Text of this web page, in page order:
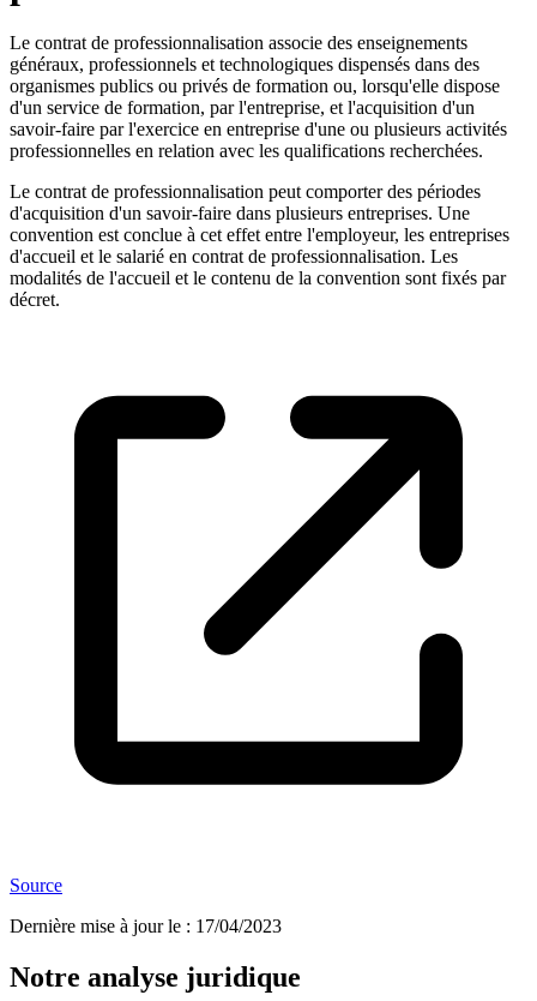
Le contrat de professionnalisation associe des enseignements
généraux, professionnels et technologiques dispensés dans des
organismes publics ou privés de formation ou, lorsqu'elle dispose
d'un service de formation, par l'entreprise, et l'acquisition d'un
savoir-faire par l'exercice en entreprise d'une ou plusieurs activités
professionnelles en relation avec les qualifications recherchées.
Le contrat de professionnalisation peut comporter des périodes
d'acquisition d'un savoir-faire dans plusieurs entreprises. Une
convention est conclue à cet effet entre l'employeur, les entreprises
d'accueil et le salarié en contrat de professionnalisation. Les
modalités de l'accueil et le contenu de la convention sont fixés par
décret.
Source
Dernière mise à jour le : 17/04/2023
Notre analyse juridique